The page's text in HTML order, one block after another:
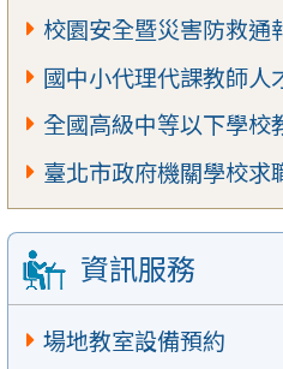
校園安全暨災害防救通
國中小代理代課教師人
全國高級中等以下學校
臺北市政府機關學校求
資訊服務
場地教室設備預約